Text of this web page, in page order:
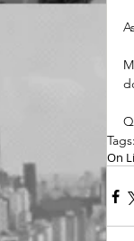
Tags:
On